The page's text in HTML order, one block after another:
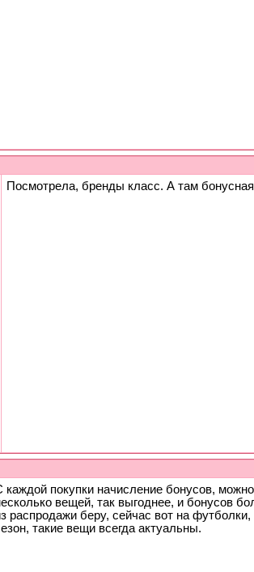
Посмотрела, бренды класс. А там
каждой покупки начисление бонусов,
вещей, так выгоднее, и бонусов
распродажи беру, сейчас вот на
такие вещи всегда актуальны.